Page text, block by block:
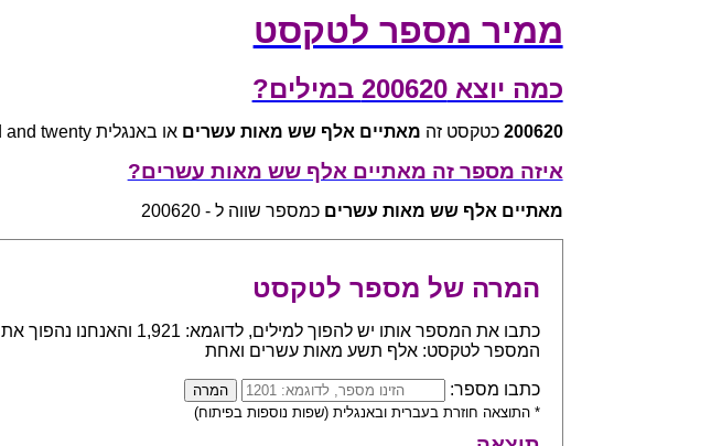
ממיר מספר לטקסט
כמה יוצא 200620 במילים?
200620 כטקסט זה מאתיים אלף שש מאות עשרים או באנגלית two hundred thousand six hundred and twenty
איזה מספר זה מאתיים אלף שש מאות עשרים?
מאתיים אלף שש מאות עשרים כמספר שווה ל - 200620
המרה של מספר לטקסט
כתבו את המספר אותו יש להפוך למילים, לדוגמא: 1,921 והאנחנו נהפוך את
המספר לטקסט: אלף תשע מאות עשרים ואחת
כתבו מספר:
* התוצאה חוזרת בעברית ובאנגלית (שפות נוספות בפיתוח)